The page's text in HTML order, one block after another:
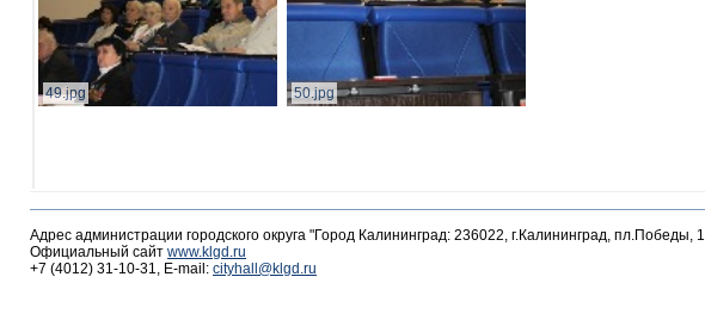
49.jpg 50.jpg
Адрес администрации городского округа "Город Калининград: 236022, г.Калининград, пл.Победы, 1
Официальный сайт www.klgd.ru
+7 (4012) 31-10-31, E-mail: cityhall@klgd.ru